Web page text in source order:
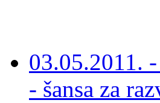
03.05.2011.
- šansa za